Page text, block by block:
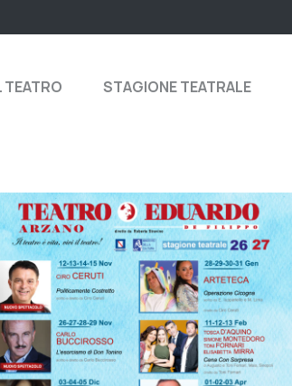
TEATRO STAGIONE TEATRALE